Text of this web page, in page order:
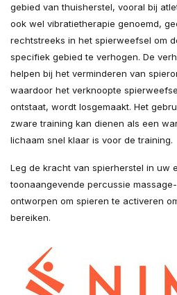
gebied van thuisherstel, vooral bij
ook wel vibratietherapie genoemd,
rechtstreeks in het spierweefsel om
specifiek gebied te verhogen. De
helpen bij het verminderen van
waardoor het verknoopte
ontstaat, wordt losgemaakt. Het
zware training kan dienen als een
lichaam snel klaar is voor de training.
Leg de kracht van spierherstel in uw
toonaangevende percussie
ontworpen om spieren te activeren
bereiken.